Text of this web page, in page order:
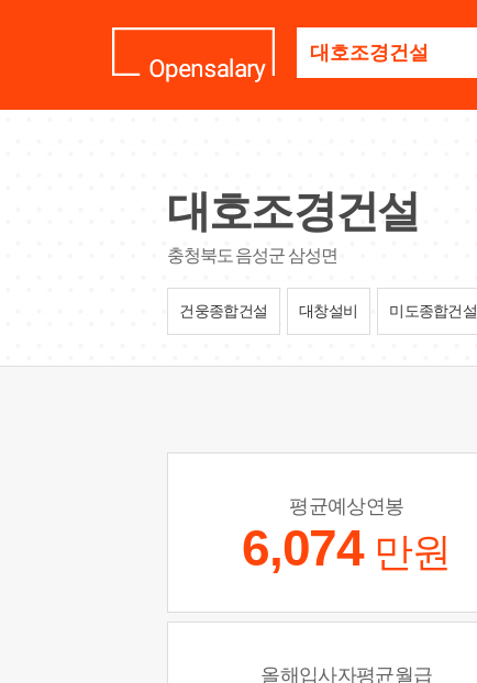
명
세
요
대호조경건설
충청북도 음성군 삼성면
건웅종합건설 대창설비 미도종합건설
평균예상연봉
6,074 만원
올해입사자평균월급